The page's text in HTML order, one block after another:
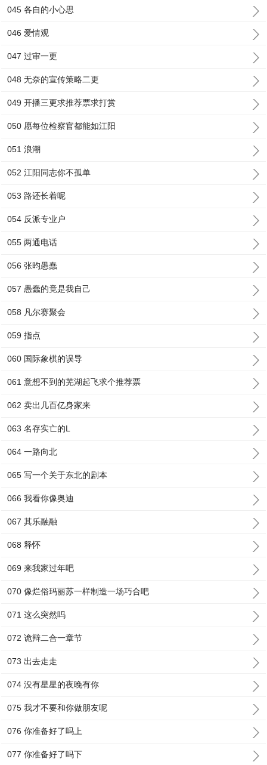
045 各自的小心思
046 爱情观
047 过审一更
048 无奈的宣传策略二更
049 开播三更求推荐票求打赏
050 愿每位检察官都能如江阳
051 浪潮
052 江阳同志你不孤单
053 路还长着呢
054 反派专业户
055 两通电话
056 张昀愚蠢
057 愚蠢的竟是我自己
058 凡尔赛聚会
059 指点
060 国际象棋的误导
061 意想不到的芜湖起飞求个推荐票
062 卖出几百亿身家来
063 名存实亡的L
064 一路向北
065 写一个关于东北的剧本
066 我看你像奥迪
067 其乐融融
068 释怀
069 来我家过年吧
070 像烂俗玛丽苏一样制造一场巧合吧
071 这么突然吗
072 诡辩二合一章节
073 出去走走
074 没有星星的夜晚有你
075 我才不要和你做朋友呢
076 你准备好了吗上
077 你准备好了吗下